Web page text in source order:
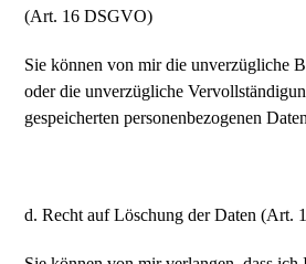
(Art. 16 DSGVO)
Sie können von mir die unverzügliche
oder die unverzügliche
gespeicherten personenbezogenen
d. Recht auf Löschung der Daten (Art.